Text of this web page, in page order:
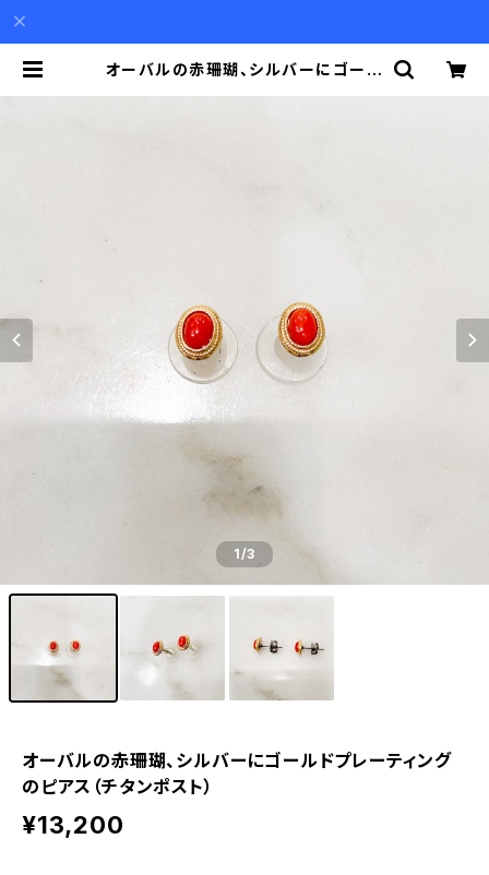
オーバルの赤珊瑚、シルバーにゴール
1/3
オーバルの赤珊瑚、シルバーにゴールドプレーティング
のピアス（チタンポスト）
¥13,200